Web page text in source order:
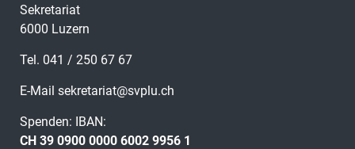
Sekretariat
6000 Luzern
Tel. 041 / 250 67 67
E-Mail sekretariat@svplu.ch
Spenden: IBAN:
CH 39 0900 0000 6002 9956 1